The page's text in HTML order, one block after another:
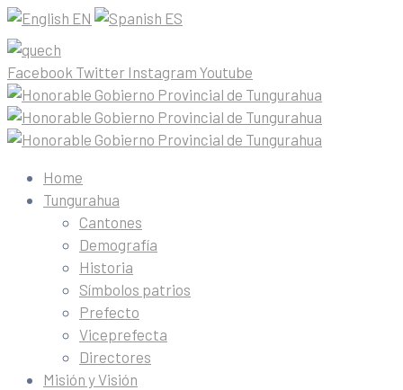
EN ES
Facebook Twitter Instagram Youtube
Home
Tungurahua
Cantones
Demografía
Historia
Símbolos patrios
Prefecto
Viceprefecta
Directores
Misión y Visión